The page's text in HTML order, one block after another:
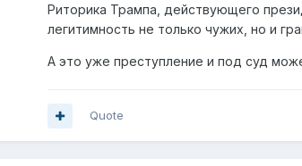
Риторика Трампа, действующего
легитимность не только чужих, но и
А это уже преступление и под суд
Quote